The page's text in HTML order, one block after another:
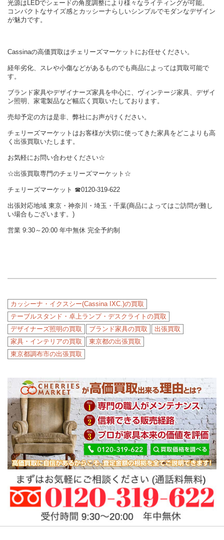
光源はLEDでシェードの角度調整により様々なライティングが可能。
コンパクトなサイズ感とカッシーナらしいシンプルでモダンなデザイン
が魅力です。
Cassinaの高価買取はチェリーズマーケットにお任せください。
経年劣化、スレや小傷などがあるものでも商品によっては買取可能で
す。
ブランド家具やデザイナーズ家具を中心に、ヴィンテージ家具、デザイ
ン照明、家電製品など幅広く買取いたしております。
売却予定の方は是非、弊社にお声がけください。
チェリーズマーケットはお客様が大切に使ってきた家具をどこよりも高
く出張買取いたします。
お気軽にお問い合わせください☆
☆出張買取専門のチェリーズマーケット☆
チェリーズマーケット ☎︎0120-319-622
出張対応地域 東京・神奈川・埼玉・千葉(商品によってはご訪問が難し
い場合もございます。)
営業 9:30～20:00 年中無休 完全予約制
カッシーナ・イクスシー(Cassina IXC.)の買取
テーブルスタンド・卓上ランプ・デスクライトの買取
デザイナーズ照明の買取
ブランド家具の買取
出張買取
家具・インテリアの買取
東京都の出張買取
東京都調布市の出張買取